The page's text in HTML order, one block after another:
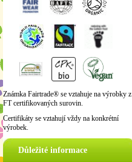
Známka Fairtrade® se vztahuje na výrobky z
FT certifikovaných surovin.
Certifikáty se vztahují vždy na konkrétní
výrobek.
Důležité informace